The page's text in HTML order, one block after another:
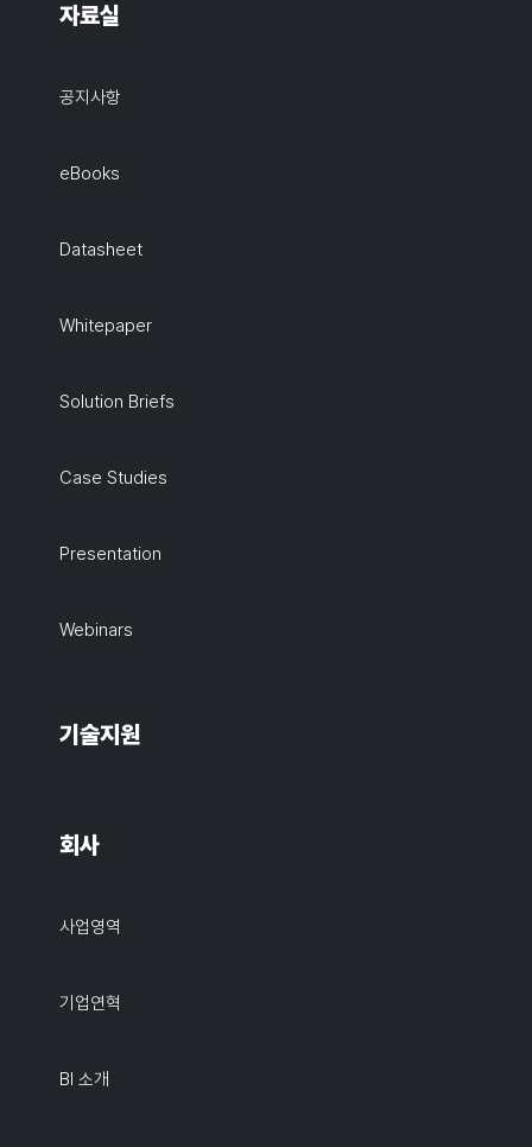
자료실
공지사항
eBooks
Datasheet
Whitepaper
Solution Briefs
Case Studies
Presentation
Webinars
기술지원
회사
사업영역
기업연혁
BI 소개